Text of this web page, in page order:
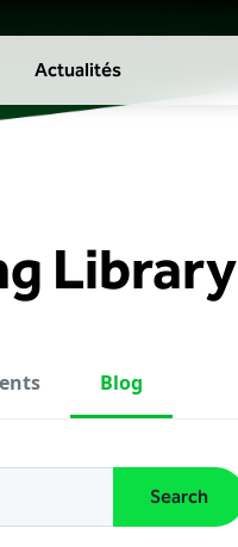
Actualités
Library
Blog
Search